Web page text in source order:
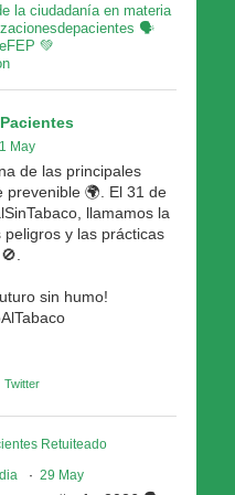
ciudadanía en materia
🗣
💚
May
de las principales
prevenible 🌍. El 31 de
llamamos la
y las prácticas
sin humo!
Twitter
Retuiteado
· 29 May